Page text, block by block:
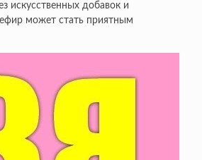
искусственных добавок и
может стать приятным